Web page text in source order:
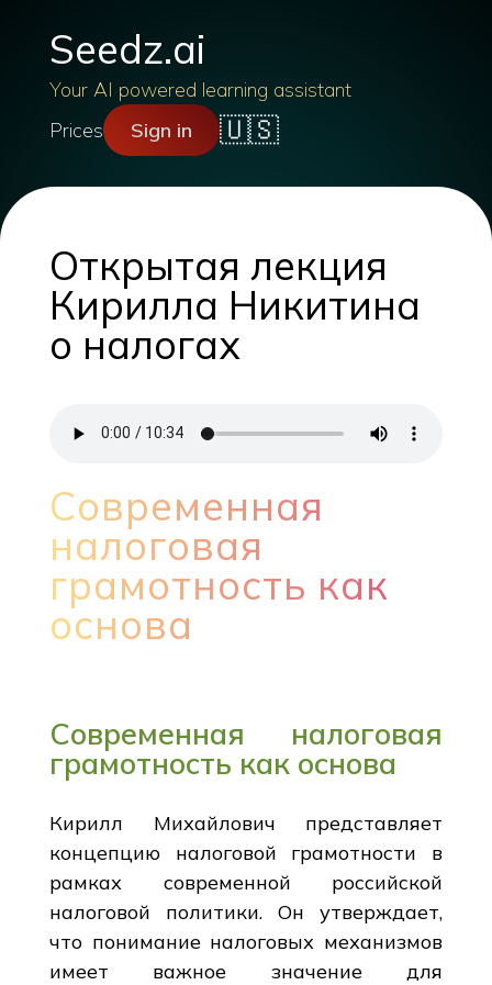
Seedz.ai
Your AI powered learning assistant
Prices
Sign in 🇺🇸
Открытая лекция
Кирилла Никитина
о налогах
Современная
налоговая
грамотность как
основа
Современная налоговая
грамотность как основа
Кирилл Михайлович представляет
концепцию налоговой грамотности в
рамках современной российской
налоговой политики. Он утверждает,
что понимание налоговых механизмов
имеет важное значение для